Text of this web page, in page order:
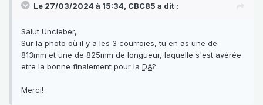
Le 27/03/2024 à 15:34, CBC85 a dit :
Salut Uncleber,
Sur la photo où il y a les 3 courroies, tu en as une de
813mm et une de 825mm de longueur, laquelle s'est avérée
etre la bonne finalement pour la DA?
Merci!